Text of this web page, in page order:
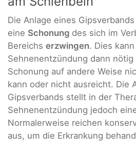
Die Anlage eines
eine Schonung des sich im
Bereichs erzwingen. Dies
Sehnenentzündung dann
Schonung auf andere Weise
kann oder nicht ausreicht. Die
Gipsverbands stellt in der
Sehnenentzündung jedoch
Normalerweise reichen
aus, um die Erkrankung